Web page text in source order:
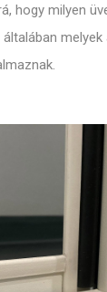
hogy milyen